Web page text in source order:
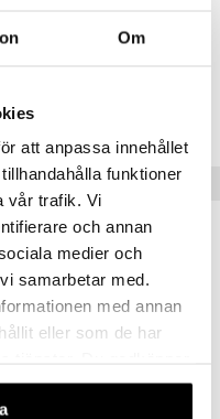
Om
att anpassa innehållet
funktioner
vår trafik. Vi
och annan
medier och
samarbetar med.
med annan
eller som de har
av vår webbplats.